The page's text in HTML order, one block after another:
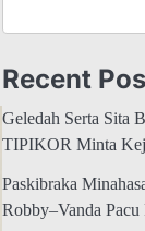
Recent
Geledah Serta Sita
TIPIKOR Minta
Paskibraka
Robby–Vanda